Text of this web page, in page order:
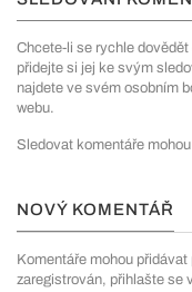
Chcete-li se rychle
přidejte si jej ke svým
najdete ve svém osobním
webu.
Sledovat komentáře
NOVÝ KOMENTÁŘ
Komentáře mohou
zaregistrován, přihlašte se